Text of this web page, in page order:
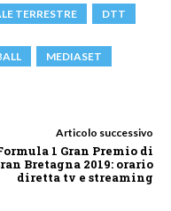
TERRESTRE
DTT
MEDIASET
Articolo successivo
1 Gran Premio di
Bretagna 2019: orario
diretta tv e streaming